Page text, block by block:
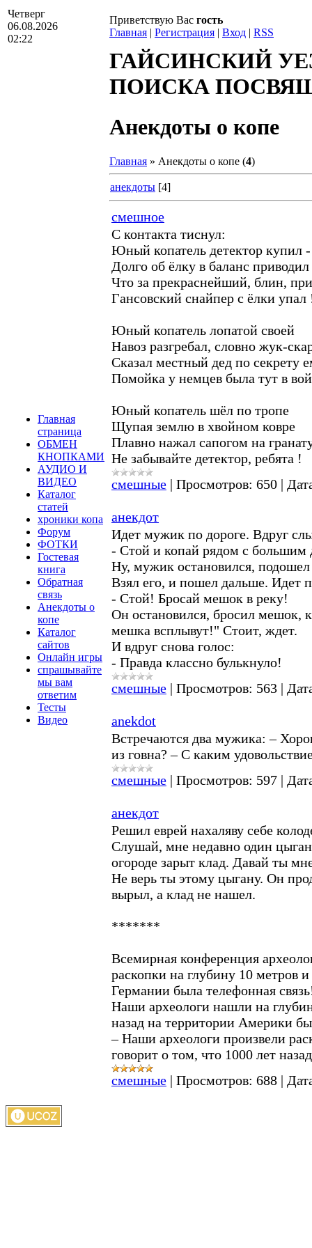
Четверг
06.08.2026
02:22
Приветствую Вас гость
Главная | Регистрация | Вход | RSS
Главная
страница
ОБМЕН
КНОПКАМИ
АУДИО И
ВИДЕО
Каталог
статей
хроники копа
Форум
ФОТКИ
Гостевая
книга
Обратная
связь
Анекдоты о
копе
Каталог
сайтов
Онлайн игры
спрашывайте
мы вам
ответим
Тесты
Видео
ГАЙСИНСКИЙ
ПОИСКА
Анекдоты о копе
Главная » Анекдоты о копе (4)
анекдоты [4]
смешное
С контакта тиснул:
Юный копатель детектор купил -
Долго об ёлку в баланс приводил
Что за прекраснейший, блин,
Гансовский снайпер с ёлки упал
Юный копатель лопатой своей
Навоз разгребал, словно жук-
Сказал местный дед по секрету
Помойка у немцев была тут в
Юный копатель шёл по тропе
Щупая землю в хвойном ковре
Плавно нажал сапогом на
Не забывайте детектор, ребята !
смешные | Просмотров: 650 |
анекдот
Идет мужик по дороге. Вдруг
- Стой и копай рядом с большим
Ну, мужик остановился,
Взял его, и пошел дальше. Идет
- Стой! Бросай мешок в реку!
Он остановился, бросил мешок,
мешка всплывут!" Стоит, ждет.
И вдруг снова голос:
- Правда классно булькнуло!
смешные | Просмотров: 563 |
anekdot
Встречаются два мужика: –
из говна? – С каким
смешные | Просмотров: 597 |
анекдот
Решил еврей нахаляву себе
Слушай, мне недавно один
огороде зарыт клад. Давай ты
Не верь ты этому цыгану. Он
вырыл, а клад не нашел.
*******
Всемирная конференция
раскопки на глубину 10 метров
Германии была телефонная
Наши археологи нашли на
назад на территории Америки
– Наши археологи произвели
говорит о том, что 1000 лет
смешные | Просмотров: 688 |